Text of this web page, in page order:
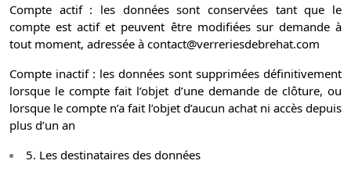
Compte actif : les données sont conservées tant que le
compte est actif et peuvent être modifiées sur demande à
tout moment, adressée à contact@verreriesdebrehat.com
Compte inactif : les données sont supprimées définitivement
lorsque le compte fait l’objet d’une demande de clôture, ou
lorsque le compte n’a fait l’objet d’aucun achat ni accès depuis
plus d’un an
5. Les destinataires des données